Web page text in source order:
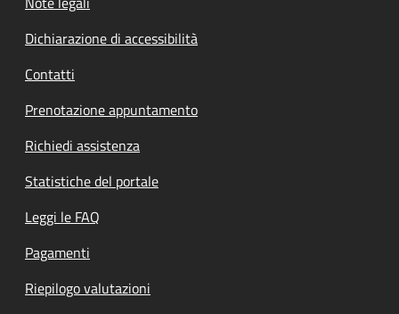
Dichiarazione di accessibilità
Contatti
Prenotazione appuntamento
Richiedi assistenza
Statistiche del portale
Leggi le FAQ
Pagamenti
Riepilogo valutazioni